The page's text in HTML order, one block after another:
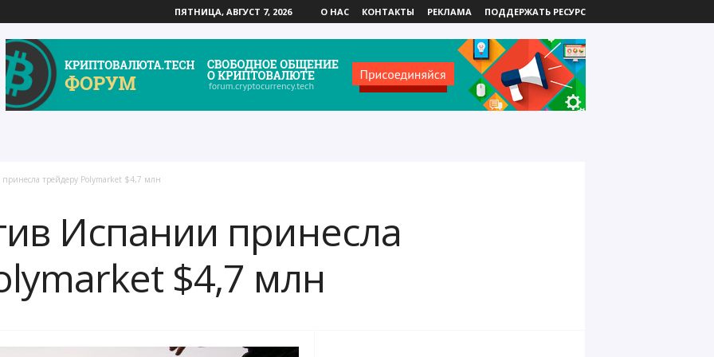
ПЯТНИЦА, АВГУСТ 7, 2026 О НАС КОНТАКТЫ РЕКЛАМА ПОДДЕРЖАТЬ РЕСУРС
трейдеру Polymarket $4,7 млн
Испании принесла
$4,7 млн